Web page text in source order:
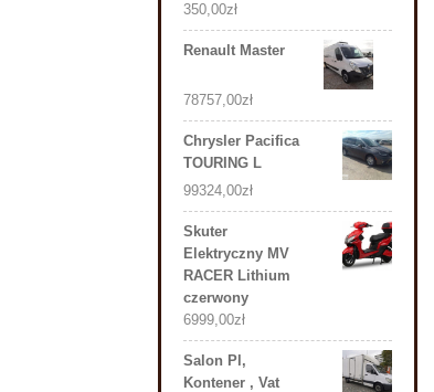
350,00zł
Renault Master
78757,00zł
Chrysler Pacifica
TOURING L
99324,00zł
Skuter
Elektryczny MV
RACER Lithium
czerwony
6999,00zł
Salon Pl,
Kontener , Vat